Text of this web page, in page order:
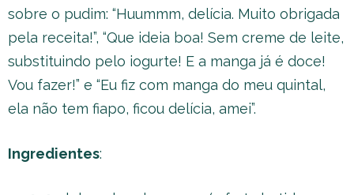
sobre o pudim: “Huummm, delícia. Muito obrigada
pela receita!”, “Que ideia boa! Sem creme de leite,
substituindo pelo iogurte! E a manga já é doce!
Vou fazer!” e “Eu fiz com manga do meu quintal,
ela não tem fiapo, ficou delícia, amei”.
Ingredientes: